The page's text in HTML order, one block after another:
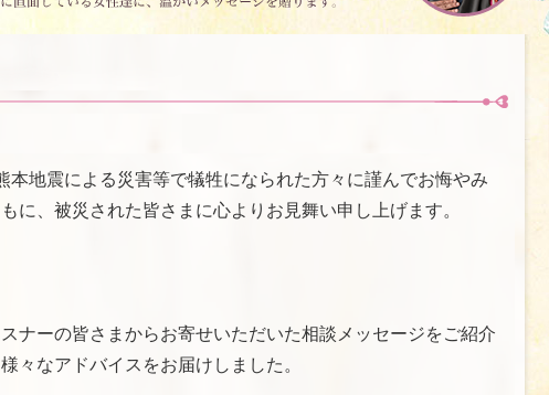
本地震による災害等で犠牲になられた方々に謹んでお悔やみ
に、被災された皆さまに心よりお見舞い申し上げます。
ナーの皆さまからお寄せいただいた相談メッセージをご紹介
々なアドバイスをお届けしました。